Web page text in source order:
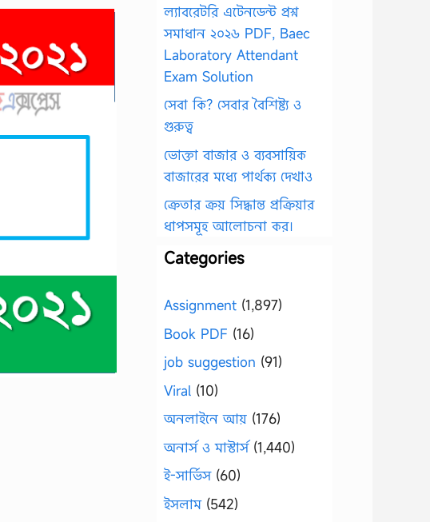
ল্যাবরেটরি এটেনডেন্ট প্রশ্ন
সমাধান ২০২৬ PDF, Baec
Laboratory Attendant
Exam Solution
সেবা কি? সেবার বৈশিষ্ট্য ও
গুরুত্ব
ভোক্তা বাজার ও ব্যবসায়িক
বাজারের মধ্যে পার্থক্য দেখাও
ক্রেতার ক্রয় সিদ্ধান্ত প্রক্রিয়ার
ধাপসমূহ আলোচনা কর।
Categories
Assignment (1,897)
Book PDF (16)
job suggestion (91)
Viral (10)
অনলাইনে আয় (176)
অনার্স ও মাস্টার্স(1,440)
ই-সার্ভিস(60)
ইসলাম(542)